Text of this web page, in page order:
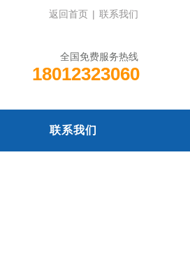
返回首页 | 联系我们
全国免费服务热线
18012323060
联系我们